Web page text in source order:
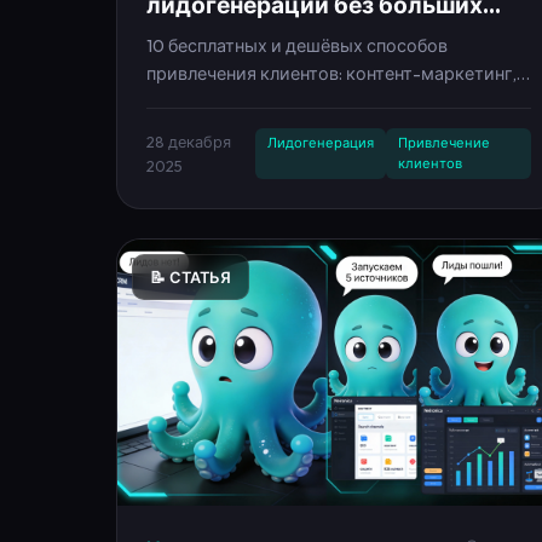
вложений — гайд 2025
10 бесплатных и дешёвых способов
привлечения клиентов: контент-маркетинг,
автоматизацией через Neironica.
28 декабря
2025
Лидогенерация
Привлечение
клиентов
📝 СТАТЬЯ